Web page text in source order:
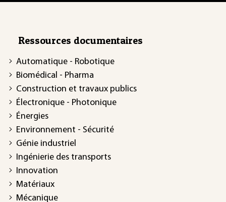
Ressources documentaires
Automatique - Robotique
Biomédical - Pharma
Construction et travaux publics
Électronique - Photonique
Énergies
Environnement - Sécurité
Génie industriel
Ingénierie des transports
Innovation
Matériaux
Mécanique